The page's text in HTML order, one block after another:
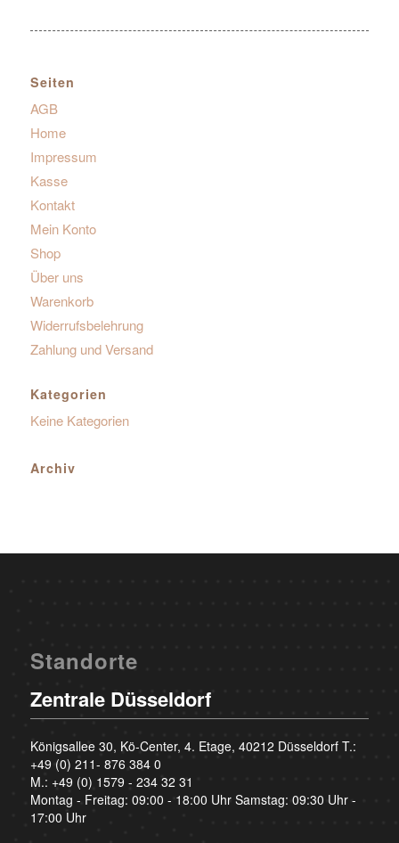
Seiten
AGB
Home
Impressum
Kasse
Kontakt
Mein Konto
Shop
Über uns
Warenkorb
Widerrufsbelehrung
Zahlung und Versand
Kategorien
Keine Kategorien
Archiv
Standorte
Zentrale Düsseldorf
Königsallee 30, Kö-Center, 4. Etage, 40212 Düsseldorf T.:
+49 (0) 211- 876 384 0
M.: +49 (0) 1579 - 234 32 31
Montag - Freitag: 09:00 - 18:00 Uhr Samstag: 09:30 Uhr -
17:00 Uhr